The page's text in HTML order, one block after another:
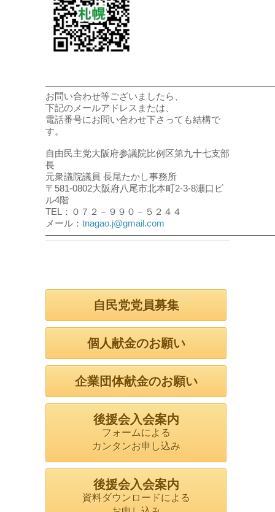
お問い合わせ等ございましたら、
下記のメールアドレスまたは、
電話番号にお問い合わせ下さっても結構で
す。
自由民主党大阪府参議院比例区第九十七支部
長
元衆議院議員 長尾たかし事務所
〒581-0802大阪府八尾市北本町2-3-8瀬口ビ
ル4階
TEL：０７２－９９０－５２４４
メール： tnagao.j@gmail.com
自民党党員募集
個人献金のお願い
企業団体献金のお願い
後援会入会案内
フォームによる
カンタンお申し込み
後援会入会案内
資料ダウンロードによる